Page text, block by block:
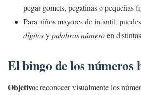
pegar gomets, pegatinas o pequeñas
Para niños mayores de infantil,
dígitosypalabras númeroen
El bingo de los números
Objetivo: reconocer visualmente los